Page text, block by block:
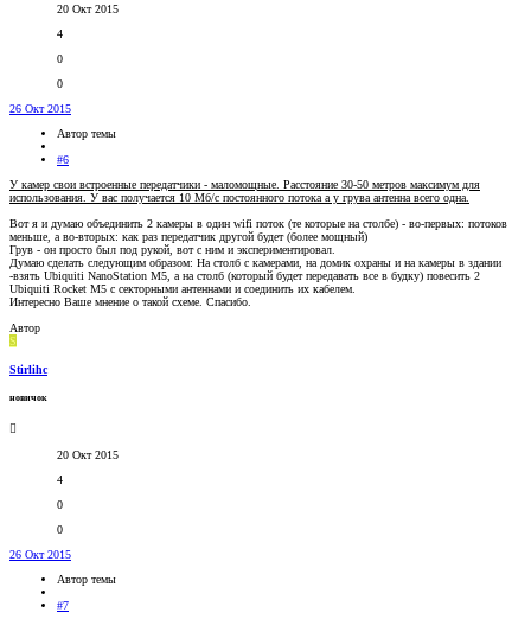
20 Окт 2015
4
0
0
26 Окт 2015
Автор темы
#6
У камер свои встроенные передатчики - маломощные. Расстояние 30-50 метров максимум для
использования. У вас получается 10 Мб/с постоянного потока а у грува антенна всего одна.
Вот я и думаю объединить 2 камеры в один wifi поток (те которые на столбе) - во-первых: потоков
меньше, а во-вторых: как раз передатчик другой будет (более мощный)
Грув - он просто был под рукой, вот с ним и экспериментировал.
Думаю сделать следующим образом: На столб с камерами, на домик охраны и на камеры в здании
-взять Ubiquiti NanoStation M5, а на столб (который будет передавать все в будку) повесить 2
Ubiquiti Rocket M5 с секторными антеннами и соединить их кабелем.
Интересно Ваше мнение о такой схеме. Спасибо.
Автор
S
Stirlihc
новичок
20 Окт 2015
4
0
0
26 Окт 2015
Автор темы
#7